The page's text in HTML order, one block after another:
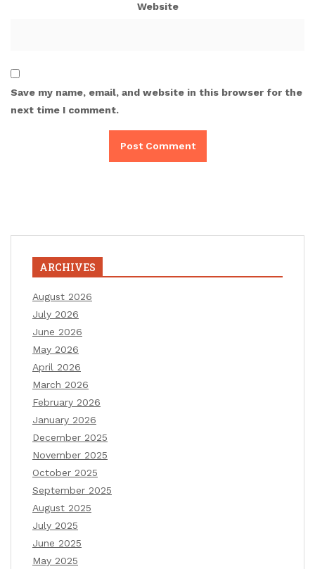
Website
Save my name, email, and website in this browser for the
next time I comment.
ARCHIVES
August 2026
July 2026
June 2026
May 2026
April 2026
March 2026
February 2026
January 2026
December 2025
November 2025
October 2025
September 2025
August 2025
July 2025
June 2025
May 2025